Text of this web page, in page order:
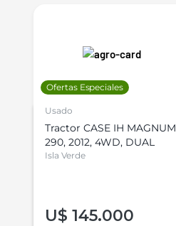
Ofertas Especiales
Usado
Tractor CASE IH MAGNUM
290, 2012, 4WD, DUAL
Isla Verde
U$ 145.000